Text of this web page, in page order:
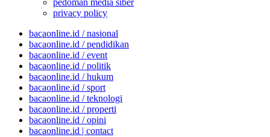
pedoman media siber
privacy policy
bacaonline.id / nasional
bacaonline.id / pendidikan
bacaonline.id / event
bacaonline.id / politik
bacaonline.id / hukum
bacaonline.id / sport
bacaonline.id / teknologi
bacaonline.id / properti
bacaonline.id / opini
bacaonline.id | contact